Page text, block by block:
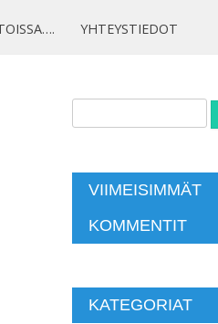
YHTEYSTIEDOT
VIIMEISIMMÄT
KOMMENTIT
KATEGORIAT